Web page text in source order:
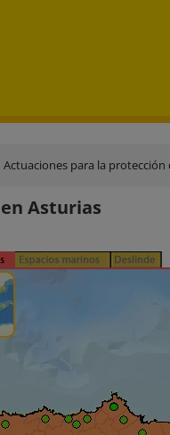
Actuaciones para la protección
Asturias